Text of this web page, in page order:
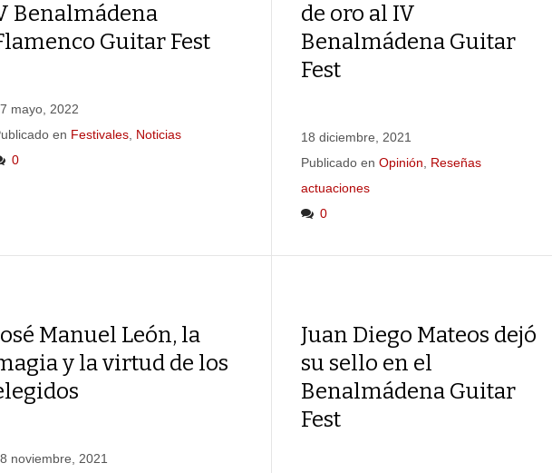
Benalmádena
Guitar Fest
mayo, 2022
en Festivales Noticias
0
de oro al IV
Benalmádena Guitar
Fest
18 diciembre, 2021
Publicado enOpinión
Reseñas
actuaciones
0
Manuel León, la
y la virtud de los
noviembre, 2021
Juan Diego Mateos dejó
su sello en el
Benalmádena Guitar
Fest